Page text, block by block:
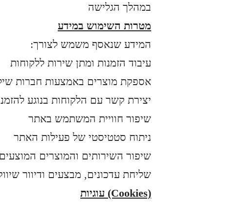
במהלך הגלישה
מטרות השימוש במידע
:המידע שנאסף משמש לצורך
עיבוד הזמנות ומתן שירות ללקוחות
אספקת מוצרים באמצעות חברות
יצירת קשר עם הלקוחות בנוגע
שיפור חוויית המשתמש באתר
ניתוח סטטיסטי של פעילות האתר
שיפור השירותים והמוצרים
שליחת עדכונים, מבצעים ודיוור
עוגיות (Cookies)